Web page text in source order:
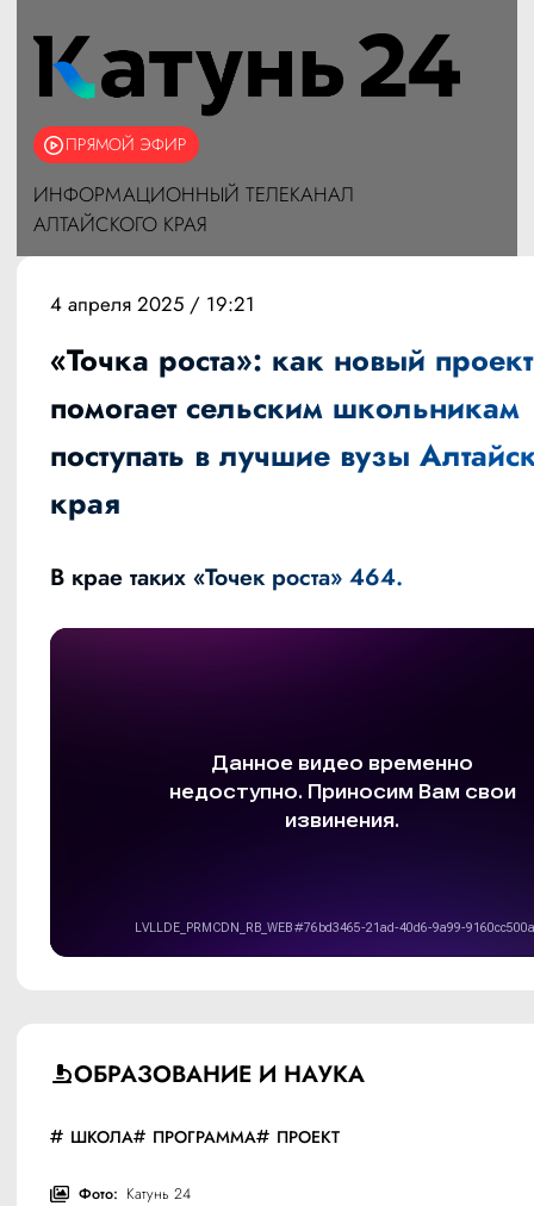
ПРЯМОЙ ЭФИР
ИНФОРМАЦИОННЫЙ ТЕЛЕКАНАЛ
АЛТАЙСКОГО КРАЯ
ОБРАЗОВАНИЕ И НАУКА
ШКОЛА ПРОГРАММА ПРОЕКТ
Фото: Катунь 24
4 апреля 2025 / 19:21
«Точка роста»: как новый проект
помогает сельским школьникам
поступать в лучшие вузы
края
В крае таких «Точек роста» 464.